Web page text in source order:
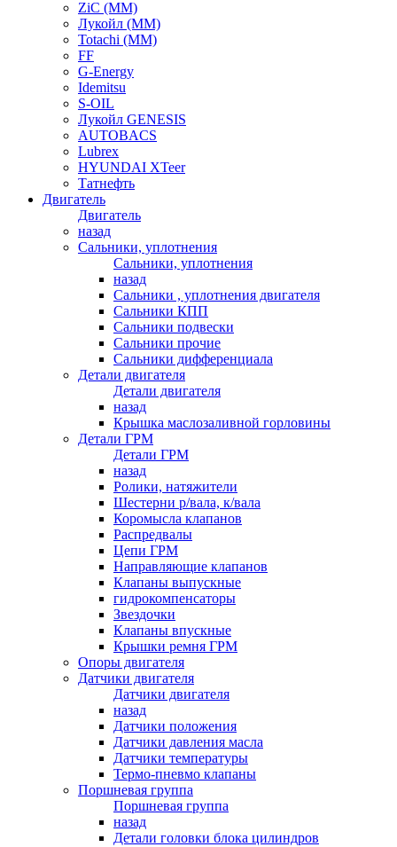
ZiC (ММ)
Лукойл (ММ)
Totachi (MM)
FF
G-Energy
Idemitsu
S-OIL
Лукойл GENESIS
AUTOBACS
Lubrex
HYUNDAI XTeer
Татнефть
Двигатель
Двигатель
назад
Сальники, уплотнения
Сальники, уплотнения
назад
Сальники , уплотнения двигателя
Сальники КПП
Сальники подвески
Сальники прочие
Сальники дифференциала
Детали двигателя
Детали двигателя
назад
Крышка маслозаливной горловины
Детали ГРМ
Детали ГРМ
назад
Ролики, натяжители
Шестерни р/вала, к/вала
Коромысла клапанов
Распредвалы
Цепи ГРМ
Направляющие клапанов
Клапаны выпускные
гидрокомпенсаторы
Звездочки
Клапаны впускные
Крышки ремня ГРМ
Опоры двигателя
Датчики двигателя
Датчики двигателя
назад
Датчики положения
Датчики давления масла
Датчики температуры
Термо-пневмо клапаны
Поршневая группа
Поршневая группа
назад
Детали головки блока цилиндров